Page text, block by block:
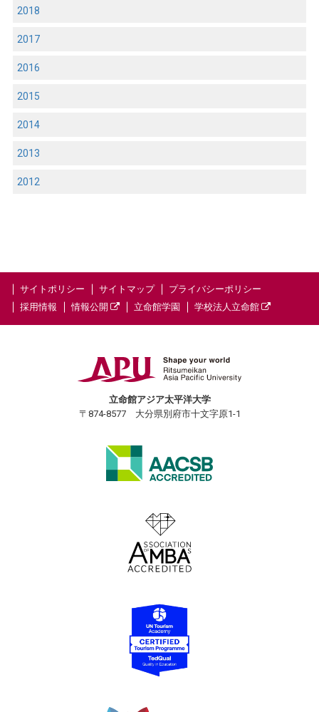
2018
2017
2016
2015
2014
2013
2012
サイトポリシー サイトマップ
プライバシーポリシー
採用情報
情報公開 立命館学園 学校法人立命館
立命館アジア太平洋大学
〒874-8577 大分県別府市十文字原1-1